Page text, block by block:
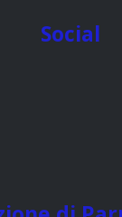
Social